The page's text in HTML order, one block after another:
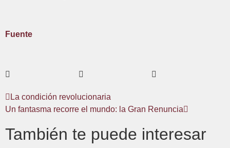
Fuente
La condición revolucionaria
Un fantasma recorre el mundo: la Gran Renuncia
También te puede interesar